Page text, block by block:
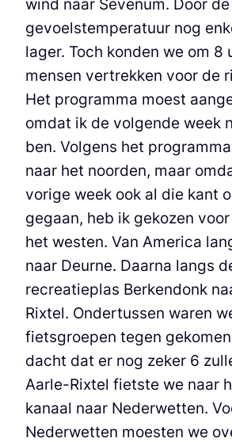
wind naar Sevenum. Door
gevoelstemperatuur nog
lager. Toch konden we om 8
mensen vertrekken voor de
Het programma moest
omdat ik de volgende week
ben. Volgens het
naar het noorden, maar
vorige week ook al die kant
gegaan, heb ik gekozen
het westen. Van America
naar Deurne. Daarna langs
recreatieplas Berkendonk
Rixtel. Ondertussen waren
fietsgroepen tegen
dacht dat er nog zeker 6
Aarle-Rixtel fietste we naar
kanaal naar Nederwetten.
Nederwetten moesten we